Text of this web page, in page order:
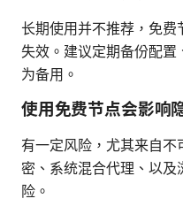
长期使用并不推荐，免
失效。建议定期备份配
为备用。
使用免费节点会影响
有一定风险，尤其来自
密、系统混合代理、以
险。